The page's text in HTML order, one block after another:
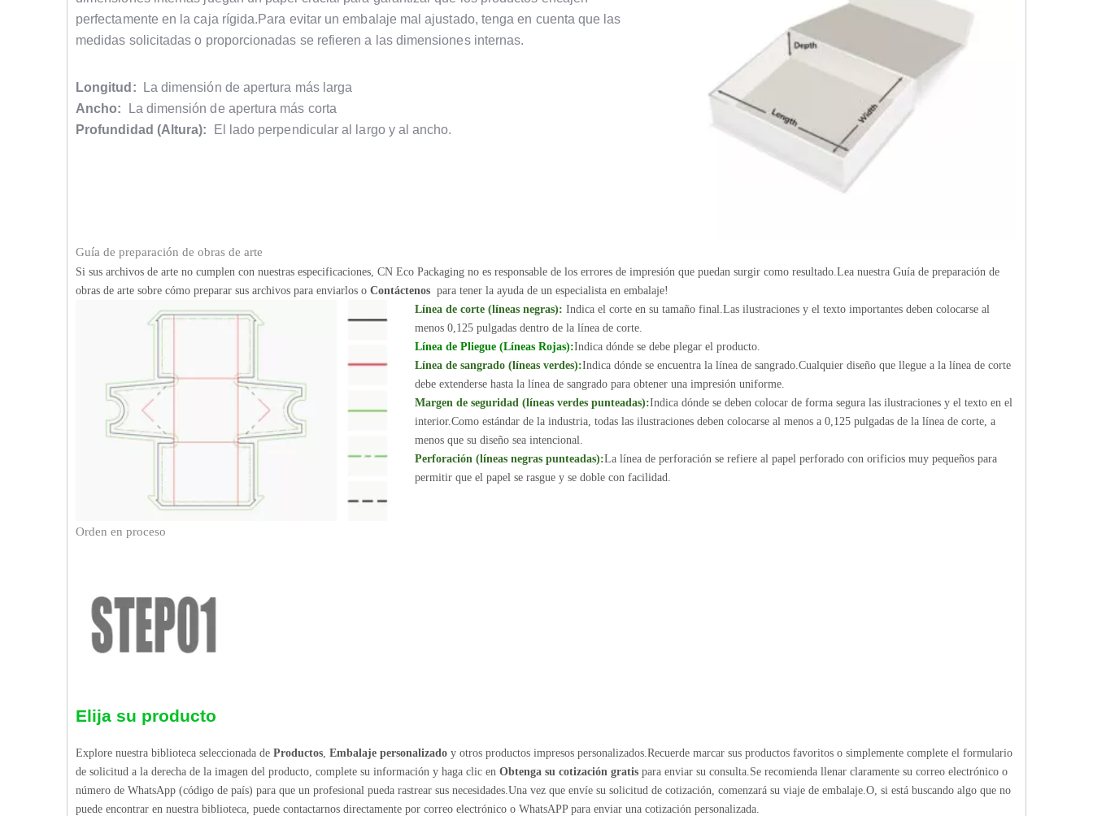
perfectamente en la caja rígida.Para evitar un embalaje mal ajustado, tenga en cuenta que las
medidas solicitadas o proporcionadas se refieren a las dimensiones internas.
Longitud: La dimensión de apertura más larga
Ancho:
La dimensión de apertura más corta
Profundidad (Altura): El lado perpendicular al largo y al ancho.
Guía de preparación de obras de arte
Si sus archivos de arte no cumplen con nuestras especificaciones, CN Eco Packaging no es responsable de los errores de impresión que puedan surgir como resultado.Lea nuestra Guía de preparación de
obras de arte sobre cómo preparar sus archivos para enviarlos o Contáctenos para tener la ayuda de un especialista en embalaje!
Línea de corte (líneas negras): Indica el corte en su tamaño final.Las ilustraciones y el texto importantes deben colocarse al
menos 0,125 pulgadas dentro de la línea de corte.
Línea de Pliegue (Líneas Rojas):Indica dónde se debe plegar el producto.
Línea de sangrado (líneas verdes):Indica dónde se encuentra la línea de sangrado.Cualquier diseño que llegue a la línea de corte
debe extenderse hasta la línea de sangrado para obtener una impresión uniforme.
Margen de seguridad (líneas verdes punteadas):Indica dónde se deben colocar de forma segura las ilustraciones y el texto en el
interior.Como estándar de la industria, todas las ilustraciones deben colocarse al menos a 0,125 pulgadas de la línea de corte, a
menos que su diseño sea intencional.
Perforación (líneas negras punteadas):La línea de perforación se refiere al papel perforado con orificios muy pequeños para
permitir que el papel se rasgue y se doble con facilidad.
Orden en proceso
Elija su producto
Explore nuestra biblioteca seleccionada de Productos Embalaje personalizado y otros productos impresos personalizados.Recuerde marcar sus productos favoritos o simplemente complete el formulario
de solicitud a la derecha de la imagen del producto, complete su información y haga clic en Obtenga su cotización gratis para enviar su consulta.Se recomienda llenar claramente su correo electrónico o
número de WhatsApp (código de país) para que un profesional pueda rastrear sus necesidades.Una vez que envíe su solicitud de cotización, comenzará su viaje de embalaje.O, si está buscando algo que no
puede encontrar en nuestra biblioteca, puede contactarnos directamente por correo electrónico o WhatsAPP para enviar una cotización personalizada.